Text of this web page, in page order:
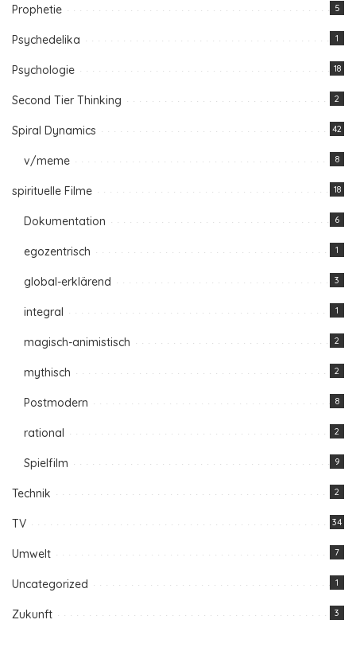
Prophetie 5
Psychedelika 1
Psychologie 18
Second Tier Thinking 2
Spiral Dynamics 42
v/meme 8
spirituelle Filme 18
Dokumentation 6
egozentrisch 1
global-erklärend 3
integral 1
magisch-animistisch 2
mythisch 2
Postmodern 8
rational 2
Spielfilm 9
Technik 2
TV 34
Umwelt 7
Uncategorized 1
Zukunft 3